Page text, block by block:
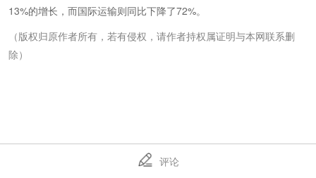
13%的增长，而国际运输则同比下降了72%。
（版权归原作者所有，若有侵权，请作者持权属证明与本网联系删
除）
评论